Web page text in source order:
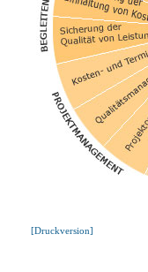
[Druckversion]